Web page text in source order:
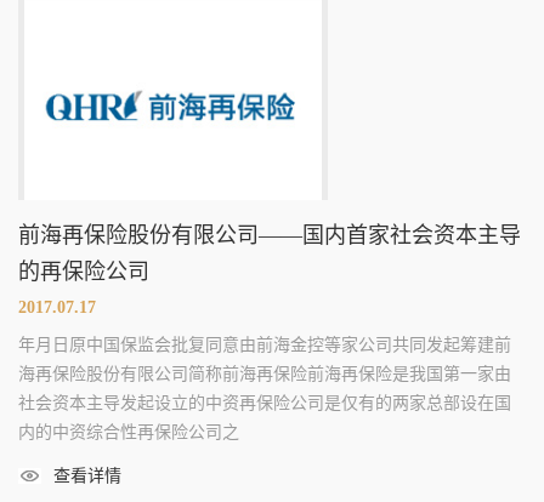
前海再保险股份有限公司——国内首家社会资本主导
的再保险公司
2017.07.17
年月日原中国保监会批复同意由前海金控等家公司共同发起筹建前
海再保险股份有限公司简称前海再保险前海再保险是我国第一家由
社会资本主导发起设立的中资再保险公司是仅有的两家总部设在国
内的中资综合性再保险公司之
查看详情